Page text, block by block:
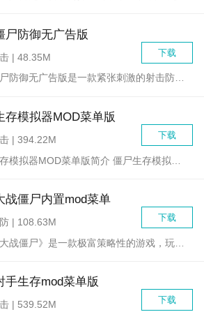
尸防御无广告版
下载
| 48.35M
平面僵尸防御无广告版是一款紧张刺激的射击防御类游戏，玩家需要...
存模拟器MOD菜单版
下载
| 394.22M
战僵尸内置mod菜单
下载
| 108.63M
手生存mod菜单版
下载
| 539.52M